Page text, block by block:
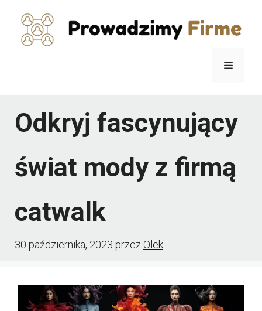
Menu
Odkryj fascynujący
świat mody z firmą
catwalk
30 października, 2023 przez Olek